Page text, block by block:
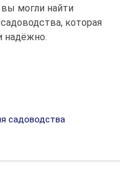
могли найти
которая
надёжно.
садоводства